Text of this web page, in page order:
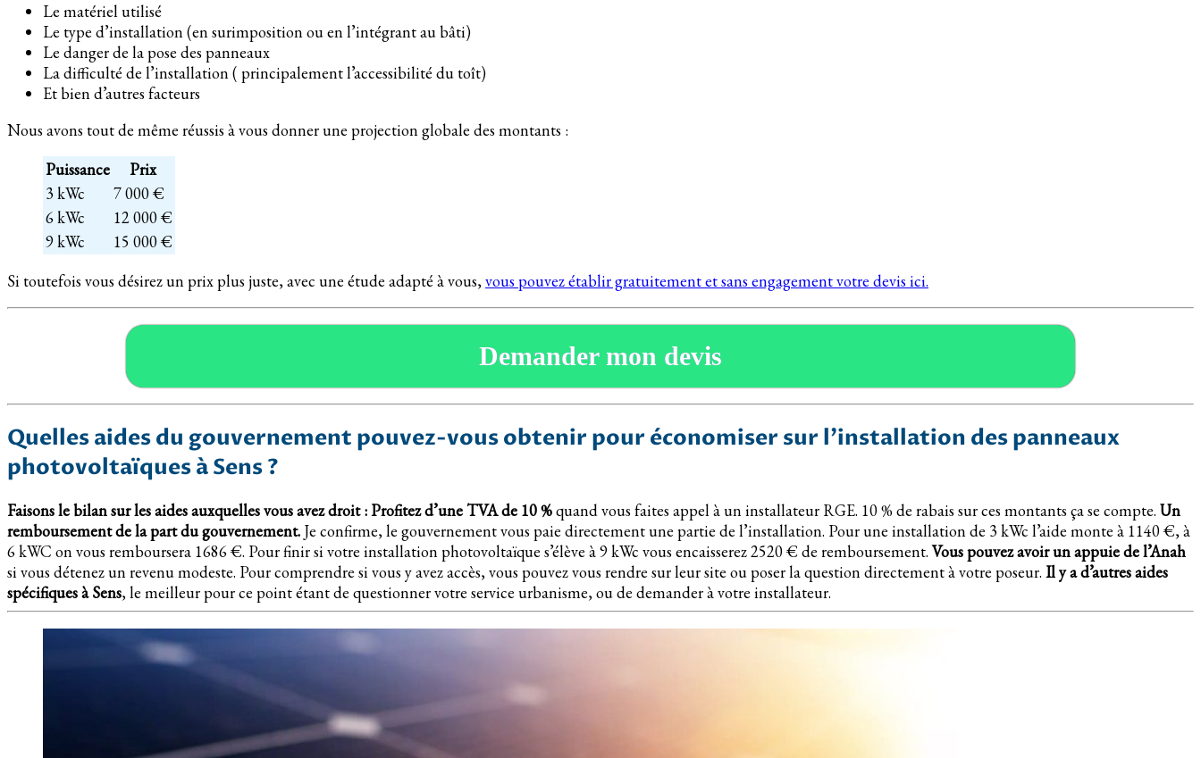
Le matériel utilisé
Le type d’installation (en surimposition ou en l’intégrant au bâti)
Le danger de la pose des panneaux
La difficulté de l’installation ( principalement l’accessibilité du toît)
Et bien d’autres facteurs
Nous avons tout de même réussis à vous donner une projection globale des montants :
Puissance
Prix
3 kWc
7 000 €
6 kWc
12 000 €
9 kWc
15 000 €
Si toutefois vous désirez un prix plus juste, avec une étude adapté à vous,vous pouvez établir gratuitement et sans engagement votre devis ici.
Demander mon devis
Quelles aides du gouvernement pouvez-vous obtenir pour économiser sur l’installation des panneaux
photovoltaïques à Sens ?
Faisons le bilan sur les aides auxquelles vous avez droit :Profitez d’une TVA de 10 %quand vous faites appel à un installateur RGE. 10 % de rabais sur ces montants ça se compte. Un
remboursement de la part du gouvernement. Je confirme, le gouvernement vous paie directement une partie de l’installation. Pour une installation de 3 kWc l’aide monte à 1140 €, à
6 kWC on vous remboursera 1686 €. Pour finir si votre installation photovoltaïque s’élève à 9 kWc vous encaisserez 2520 € de remboursement.Vous pouvez avoir un appuie de l’Anah
si vous détenez un revenu modeste. Pour comprendre si vous y avez accès, vous pouvez vous rendre sur leur site ou poser la question directement à votre poseur. Il y a d’autres aides
spécifiques à Sens, le meilleur pour ce point étant de questionner votre service urbanisme, ou de demander à votre installateur.